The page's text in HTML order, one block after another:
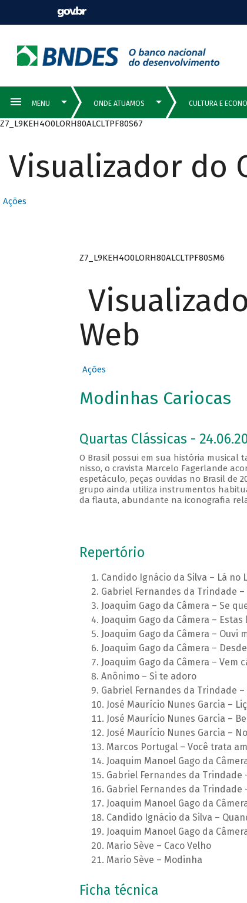
Z7_L9KEH4O0LORH80ALCLTPF80S67
Visualizador do
Ações
Z7_L9KEH4O0LORH80ALCLTPF80SM6
Web
Ações
Modinhas Cariocas
Quartas Clássicas -
O Brasil possui em sua história musical
nisso, o cravista Marcelo Fagerlande
espetáculo, peças ouvidas no Brasil de
grupo ainda utiliza instrumentos
da flauta, abundante na iconografia
Repertório
Candido Ignácio da Silva – Lá no
Gabriel Fernandes da Trindade
Joaquim Gago da Câmera – Se
Joaquim Gago da Câmera –
Joaquim Gago da Câmera –
Joaquim Gago da Câmera –
Joaquim Gago da Câmera –
Anônimo – Si te adoro
Gabriel Fernandes da Trindade –
José Maurício Nunes Garcia –
José Maurício Nunes Garcia –
José Maurício Nunes Garcia –
Marcos Portugal – Você trata
Joaquim Manoel Gago da
Gabriel Fernandes da Trindade
Gabriel Fernandes da Trindade
Joaquim Manoel Gago da
Candido Ignácio da Silva –
Joaquim Manoel Gago da
Mario Sève – Caco Velho
Mario Sève – Modinha
Ficha técnica